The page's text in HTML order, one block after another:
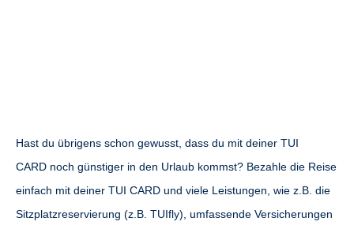
Hast du übrigens schon gewusst, dass du mit deiner TUI
CARD noch günstiger in den Urlaub kommst? Bezahle die Reise
einfach mit deiner TUI CARD und viele Leistungen, wie z.B. die
Sitzplatzreservierung (z.B. TUIfly), umfassende Versicherungen